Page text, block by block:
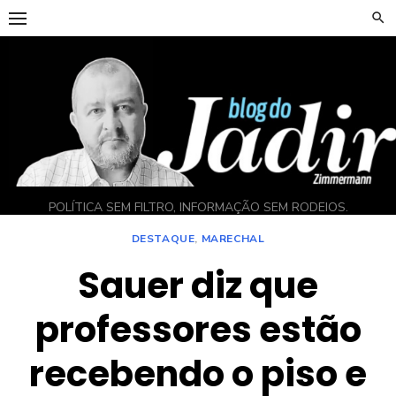
Skip
to
POLÍTICA SEM FILTRO, INFORMAÇÃO SEM RODEIOS.
DESTAQUE, MARECHAL
Sauer diz que
professores estão
recebendo o piso e